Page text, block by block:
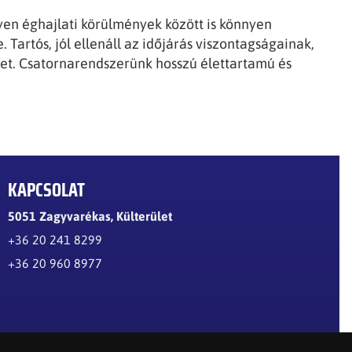
éghajlati körülmények között is könnyen
jól ellenáll az időjárás viszontagságainak,
Csatornarendszerünk hosszú élettartamú és
KAPCSOLAT
5051 Zagyvarékas, Külterület
+36 20 241 8299
+36 20 960 8977